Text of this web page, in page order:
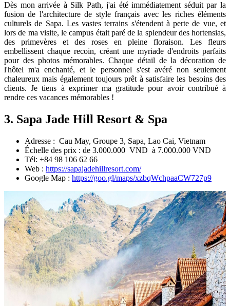
Dès mon arrivée à Silk Path, j'ai été immédiatement séduit par la
fusion de l'architecture de style français avec les riches éléments
culturels de Sapa. Les vastes terrains s'étendent à perte de vue, et
lors de ma visite, le campus était paré de la splendeur des hortensias,
des primevères et des roses en pleine floraison. Les fleurs
embellissent chaque recoin, créant une myriade d'endroits parfaits
pour des photos mémorables. Chaque détail de la décoration de
l'hôtel m'a enchanté, et le personnel s'est avéré non seulement
chaleureux mais également toujours prêt à satisfaire les besoins des
clients. Je tiens à exprimer ma gratitude pour avoir contribué à
rendre ces vacances mémorables !
3. Sapa Jade Hill Resort & Spa
Adresse : Cau May, Groupe 3, Sapa, Lao Cai, Vietnam
Échelle des prix : de 3.000.000 VND à 7.000.000 VND
Tél: +84 98 106 62 66
Web : https://sapajadehillresort.com/
Google Map : https://goo.gl/maps/xzbqWchpaaCW727p9